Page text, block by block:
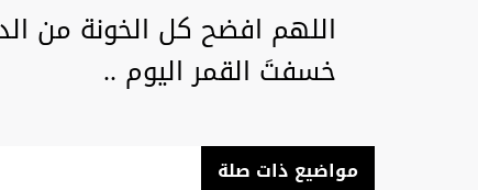
اللهم افضح كل الخونة من
خسفتَ القمر اليوم ..
مواضيع ذات صلة